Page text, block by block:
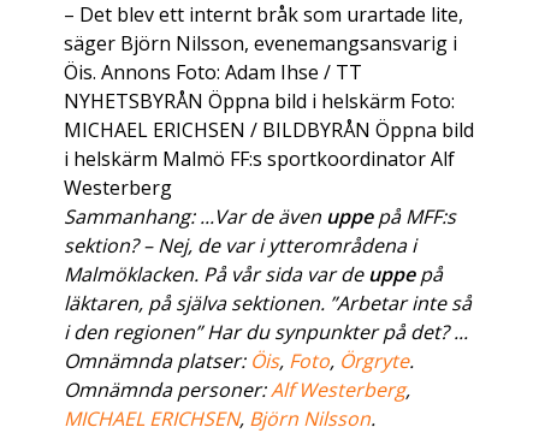
– Det blev ett internt bråk som urartade lite,
säger Björn Nilsson, evenemangsansvarig i
Öis. Annons Foto: Adam Ihse / TT
NYHETSBYRÅN Öppna bild i helskärm Foto:
MICHAEL ERICHSEN / BILDBYRÅN Öppna bild
i helskärm Malmö FF:s sportkoordinator Alf
Westerberg
Sammanhang: ...Var de även uppepå MFF:s
sektion? – Nej, de var i ytterområdena i
Malmöklacken. På vår sida var deuppepå
läktaren, på själva sektionen. ”Arbetar inte så
i den regionen” Har du synpunkter på det? ...
Omnämnda platser: Öis, Foto, Örgryte.
Omnämnda personer:Alf Westerberg,
MICHAEL ERICHSEN, Björn Nilsson.